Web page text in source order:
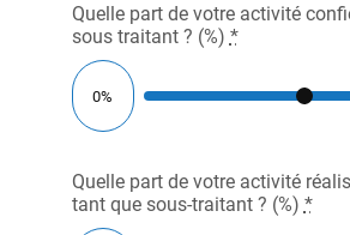
Quelle part de votre activité
sous traitant ? (%) *
Quelle part de votre activité
tant que sous-traitant ? (%) *